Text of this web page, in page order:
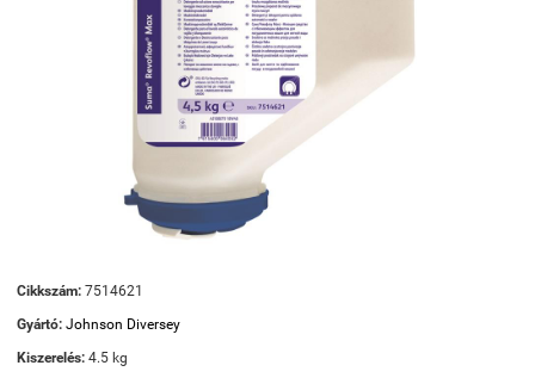
Cikkszám: 7514621
Gyártó: Johnson Diversey
Kiszerelés: 4.5 kg